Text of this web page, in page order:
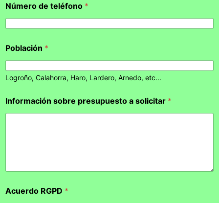
Número de teléfono *
Población *
Logroño, Calahorra, Haro, Lardero, Arnedo, etc...
Información sobre presupuesto a solicitar *
Acuerdo RGPD *